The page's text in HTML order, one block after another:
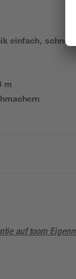
einfach, schnell
m
auf toom